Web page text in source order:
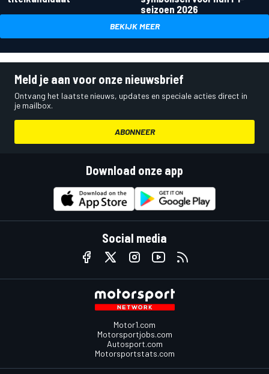
seizoen 2026
BEKIJK MEER
Meld je aan voor onze nieuwsbrief
Ontvang het laatste nieuws, updates en speciale acties direct in
je mailbox.
ABONNEER
Download onze app
Social media
Motor1.com
Motorsportjobs.com
Autosport.com
Motorsportstats.com